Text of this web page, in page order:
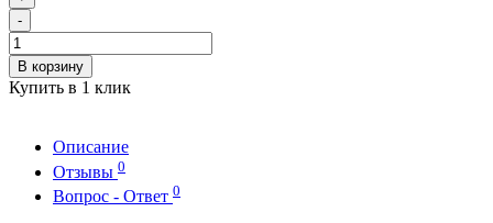
-
В корзину
Купить в 1 клик
Описание
Отзывы 0
Вопрос - Ответ 0